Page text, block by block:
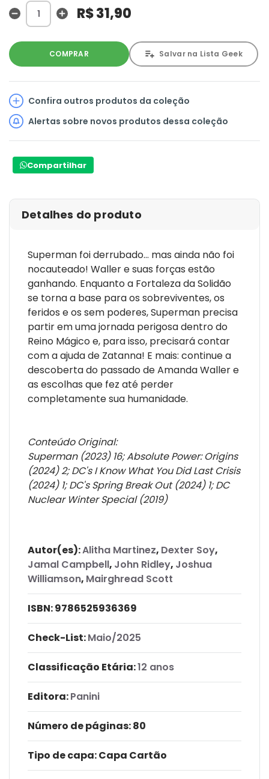
Amanda Waller e as escolhas que fez até perder
completamente sua humanidade.
R$ 31,90
COMPRAR Salvar na Lista Geek
Confira outros produtos da coleção
Alertas sobre novos produtos dessa coleção
Compartilhar
Detalhes do produto
Superman foi derrubado... mas ainda não foi
nocauteado! Waller e suas forças estão
ganhando. Enquanto a Fortaleza da Solidão
se torna a base para os sobreviventes, os
feridos e os sem poderes, Superman precisa
partir em uma jornada perigosa dentro do
Reino Mágico e, para isso, precisará contar
com a ajuda de Zatanna! E mais: continue a
descoberta do passado de Amanda Waller e
as escolhas que fez até perder
completamente sua humanidade.
Conteúdo Original:
Superman (2023) 16; Absolute Power: Origins
(2024) 2; DC's I Know What You Did Last Crisis
(2024) 1; DC's Spring Break Out (2024) 1; DC
Nuclear Winter Special (2019)
Autor(es):Alitha Martinez, Dexter Soy,
Jamal Campbell, John Ridley, Joshua
Williamson, Mairghread Scott
ISBN:9786525936369
Check-List:Maio/2025
Classificação Etária:12 anos
Editora:Panini
Número de páginas: 80
Tipo de capa:Capa Cartão